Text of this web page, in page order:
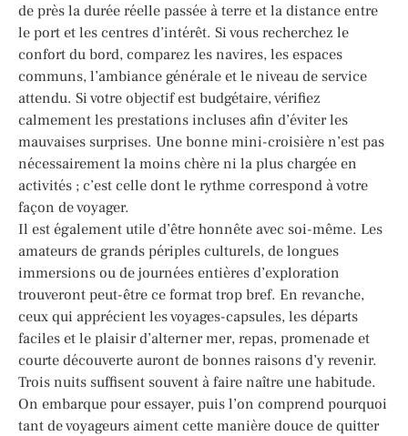
de près la durée réelle passée à terre et la distance entre
le port et les centres d’intérêt. Si vous recherchez le
confort du bord, comparez les navires, les espaces
communs, l’ambiance générale et le niveau de service
attendu. Si votre objectif est budgétaire, vérifiez
calmement les prestations incluses afin d’éviter les
mauvaises surprises. Une bonne mini-croisière n’est pas
nécessairement la moins chère ni la plus chargée en
activités ; c’est celle dont le rythme correspond à votre
façon de voyager.
Il est également utile d’être honnête avec soi-même. Les
amateurs de grands périples culturels, de longues
immersions ou de journées entières d’exploration
trouveront peut-être ce format trop bref. En revanche,
ceux qui apprécient les voyages-capsules, les départs
faciles et le plaisir d’alterner mer, repas, promenade et
courte découverte auront de bonnes raisons d’y revenir.
Trois nuits suffisent souvent à faire naître une habitude.
On embarque pour essayer, puis l’on comprend pourquoi
tant de voyageurs aiment cette manière douce de quitter